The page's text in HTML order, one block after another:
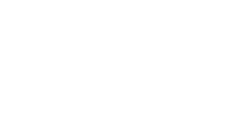
suivent donc. Le pitch rapidement, un
a adopté six filles, issues de ses